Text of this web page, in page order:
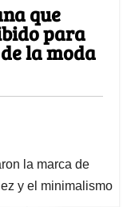
que
para
la moda
la marca de
y el minimalismo